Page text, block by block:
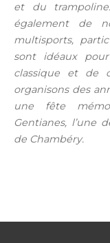
et du
également de
multisports,
sont idéaux
classique et de
organisons des
une fête
Gentianes, l’une
de Chambéry.